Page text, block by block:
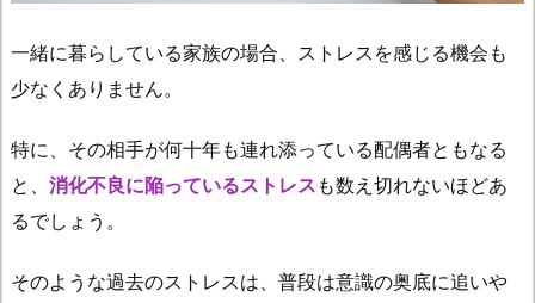
一緒に暮らしている家族の場合、ストレスを感じる機会も
少なくありません。
特に、その相手が何十年も連れ添っている配偶者ともなる
と、 消化不良に陥っているストレス も数え切れないほどあ
るでしょう。
そのような過去のストレスは、普段は意識の奥底に追いや